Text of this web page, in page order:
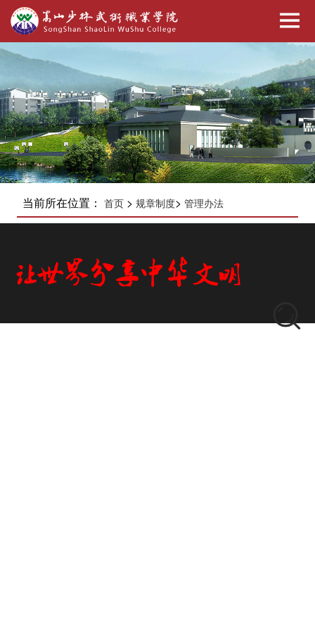
当前所在位置： 首页> 规章制度> 管理办法